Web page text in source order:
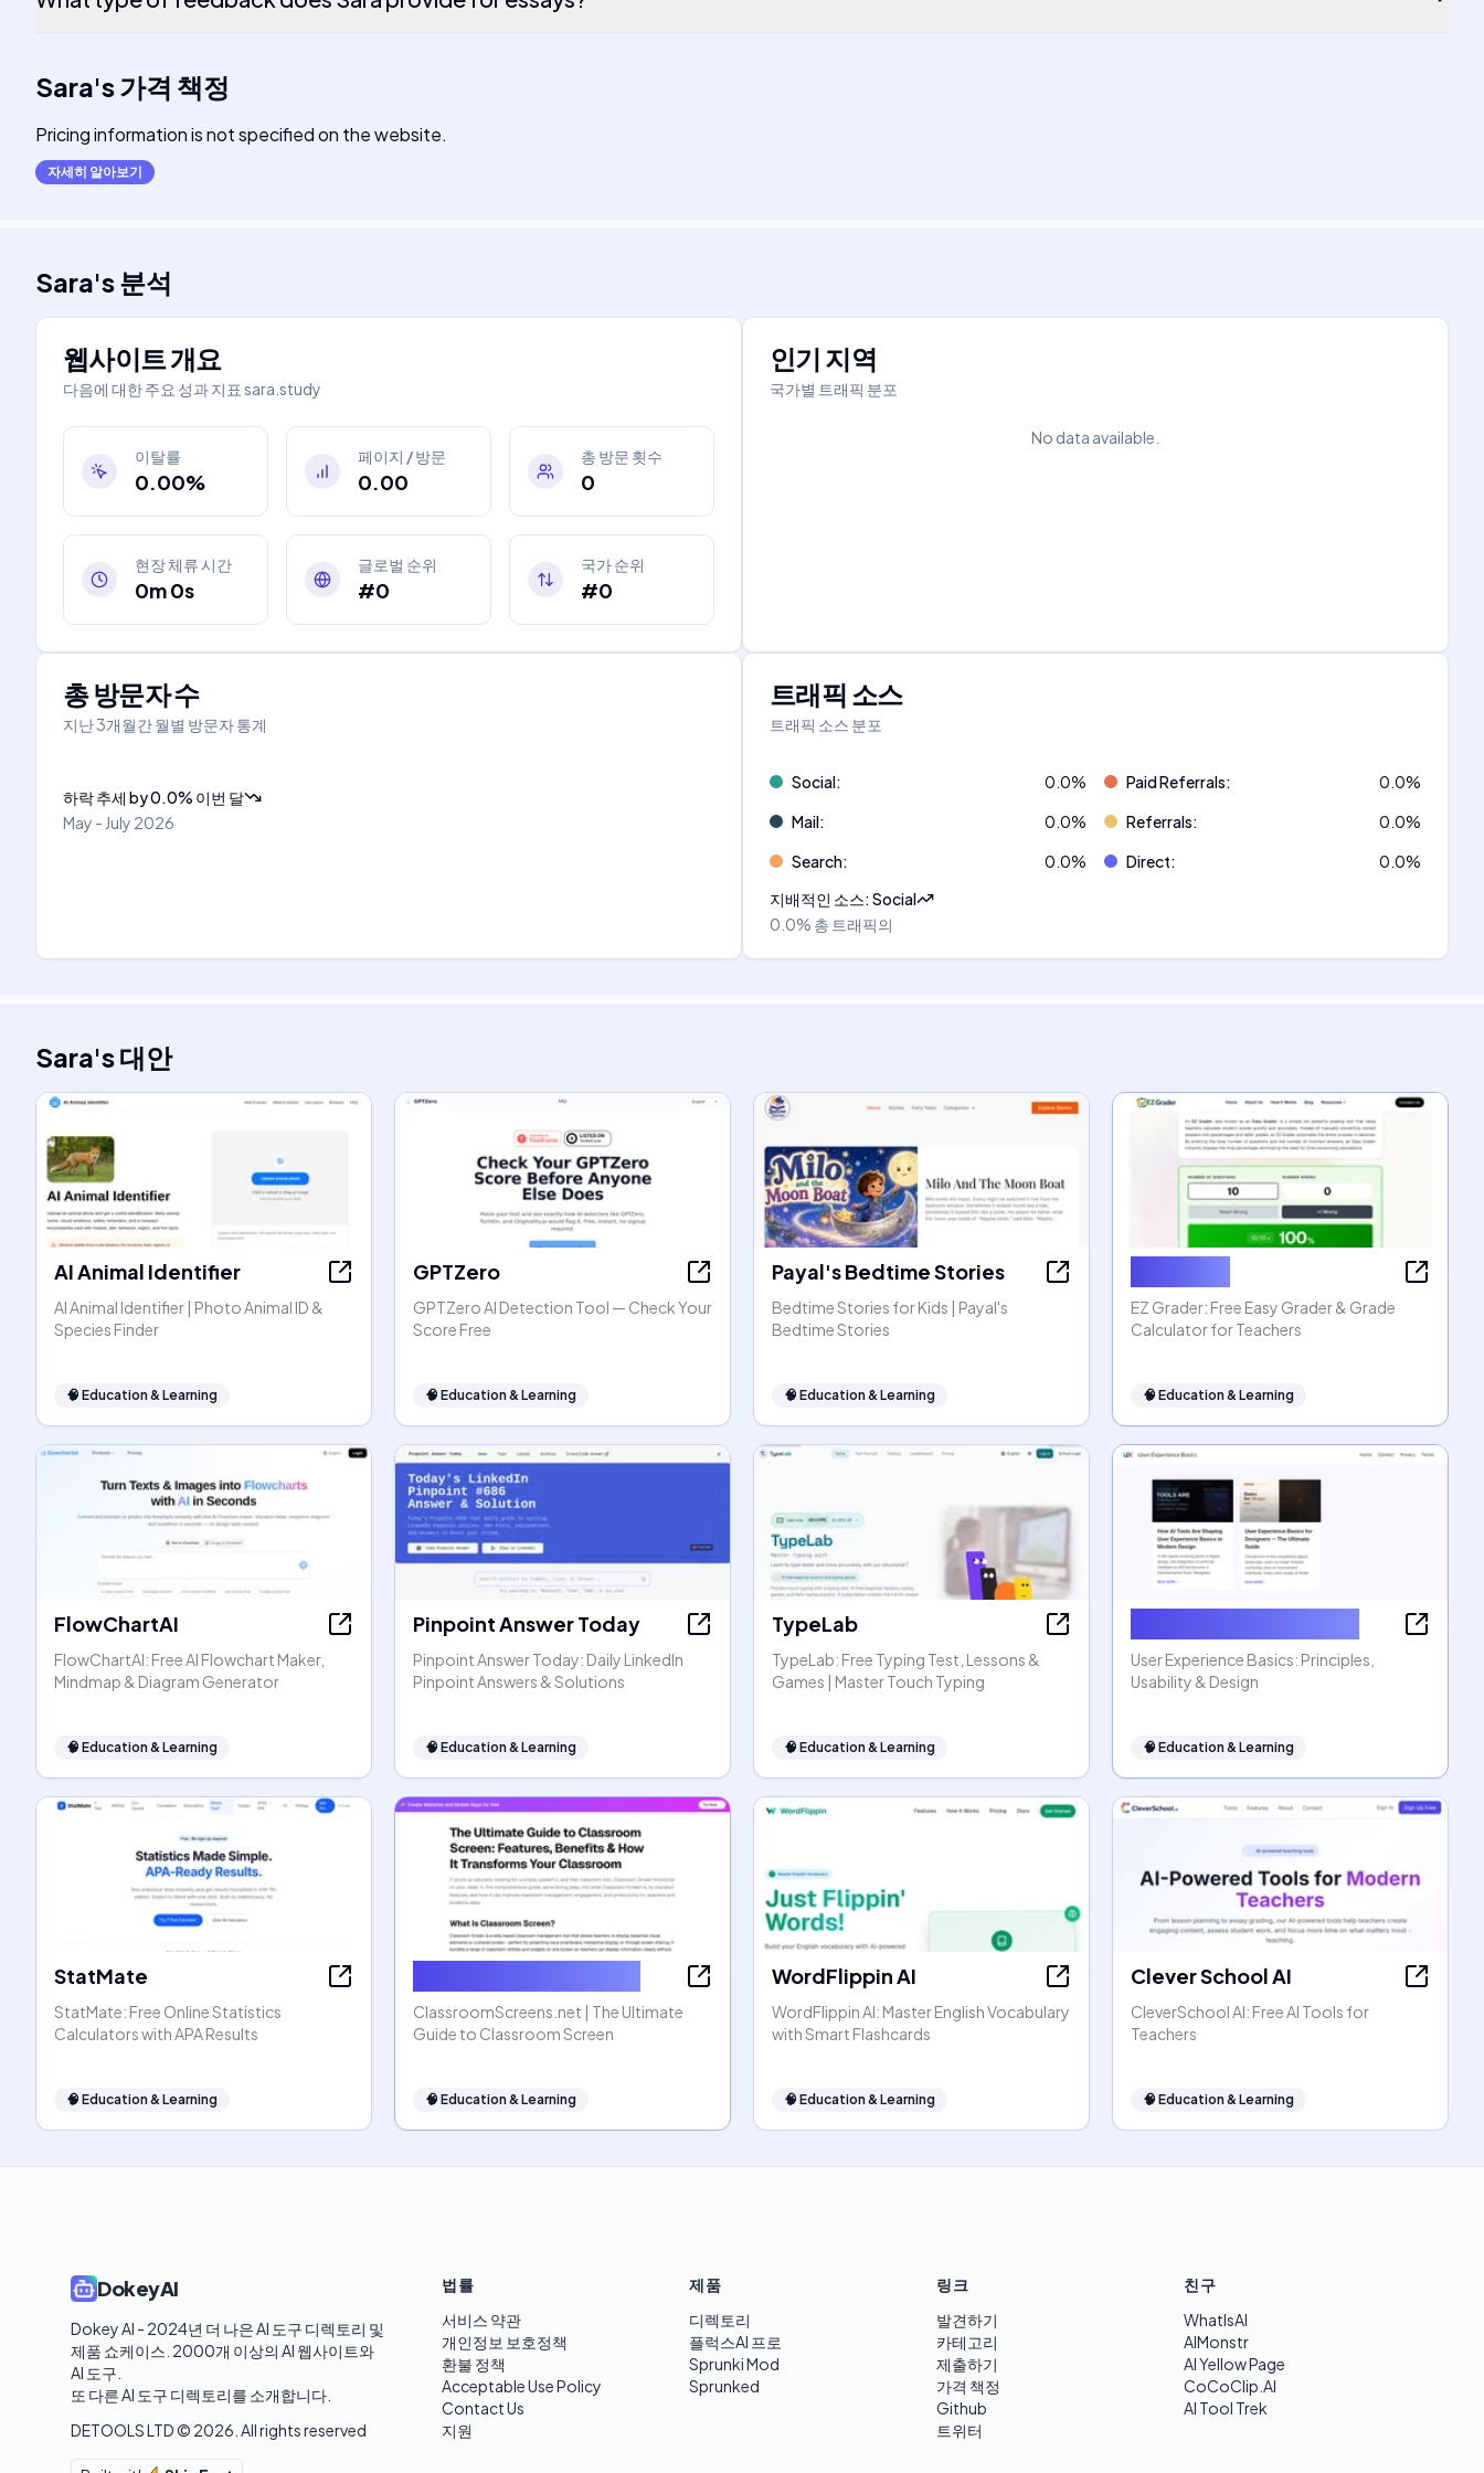
Sara's가격 책정
Pricing information is not specified on the website.
자세히 알아보기
Sara's분석
웹사이트 개요
다음에 대한 주요 성과 지표 sara.study
이탈률
0.00%
페이지 / 방문
0.00
총 방문 횟수
0
현장 체류 시간
0m 0s
글로벌 순위
#0
국가 순위
#0
인기 지역
국가별 트래픽 분포
No data available.
총 방문자 수
지난 3개월간 월별 방문자 통계
하락 추세 by0.0% 이번 달
May - July 2026
트래픽 소스
트래픽 소스 분포
Social: 0.0% Paid Referrals: 0.0%
Mail: 0.0% Referrals: 0.0%
Search: 0.0% Direct: 0.0%
지배적인 소스:Social
0.0% 총 트래픽의
Sara's대안
AI Animal Identifier
AI Animal Identifier | Photo Animal ID &
Species Finder
🧠 Education & Learning
GPTZero
GPTZero AI Detection Tool — Check Your
Score Free
🧠 Education & Learning
Payal's Bedtime Stories
Bedtime Stories for Kids | Payal's
Bedtime Stories
🧠 Education & Learning
EZ Grader: Free Easy Grader & Grade
Calculator for Teachers
🧠 Education & Learning
FlowChartAI
FlowChartAI: Free AI Flowchart Maker,
Mindmap & Diagram Generator
🧠 Education & Learning
Pinpoint Answer Today
Pinpoint Answer Today: Daily LinkedIn
Pinpoint Answers & Solutions
🧠 Education & Learning
TypeLab
TypeLab: Free Typing Test, Lessons &
Games | Master Touch Typing
🧠 Education & Learning
User Experience Basics: Principles,
Usability & Design
🧠 Education & Learning
StatMate
StatMate: Free Online Statistics
Calculators with APA Results
🧠 Education & Learning
ClassroomScreens.net | The Ultimate
Guide to Classroom Screen
🧠 Education & Learning
WordFlippin AI
WordFlippin AI: Master English Vocabulary
with Smart Flashcards
🧠 Education & Learning
Clever School AI
CleverSchool AI: Free AI Tools for
Teachers
🧠 Education & Learning
DokeyAI
Dokey AI - 2024년 더 나은 AI 도구 디렉토리 및
제품 쇼케이스. 2000개 이상의 AI 웹사이트와
AI 도구.
또 다른 AI 도구 디렉토리를 소개합니다.
DETOOLS LTD © 2026 . All rights reserved
법률
서비스 약관
개인정보 보호정책
환불 정책
Acceptable Use Policy
Contact Us
지원
제품
디렉토리
플럭스AI 프로
Sprunki Mod
Sprunked
링크
발견하기
카테고리
제출하기
가격 책정
Github
트위터
친구
WhatIsAI
AIMonstr
AI Yellow Page
CoCoClip.AI
AI Tool Trek